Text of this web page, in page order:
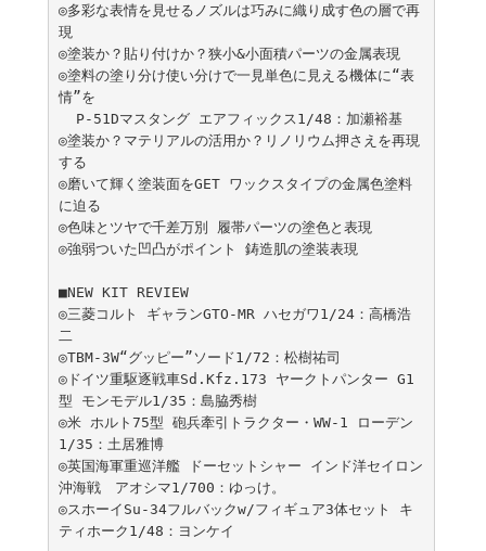
◎多彩な表情を見せるノズルは巧みに織り成す色の層で再
現
◎塗装か？貼り付けか？狭小&小面積パーツの金属表現
◎塗料の塗り分け使い分けで一見単色に見える機体に“表
情”を
◎塗装か？マテリアルの活用か？リノリウム押さえを再現
する
◎磨いて輝く塗装面をGET ワックスタイプの金属色塗料
に迫る
◎色味とツヤで千差万別 履帯パーツの塗色と表現
◎強弱ついた凹凸がポイント 鋳造肌の塗装表現
■NEW KIT REVIEW
◎三菱コルト ギャランGTO-MR ハセガワ1/24：高橋浩
二
◎TBM-3W“グッピー”ソード1/72：松樹祐司
◎ドイツ重駆逐戦車Sd.Kfz.173 ヤークトパンター G1
型 モンモデル1/35：島脇秀樹
◎米 ホルト75型 砲兵牽引トラクター・WW-1 ローデン
1/35：土居雅博
◎英国海軍重巡洋艦 ドーセットシャー インド洋セイロン
沖海戦　アオシマ1/700：ゆっけ。
◎スホーイSu-34フルバックw/フィギュア3体セット キ
ティホーク1/48：ヨンケイ